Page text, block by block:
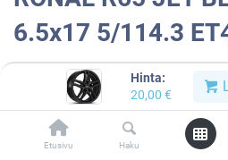
Hinta:
20,00 €
Etusivu Haku
6.5x17 5/114.3
EAN:4053881231960 Tuotekoodi:
Tällä tuotteella ei ole kelvollista